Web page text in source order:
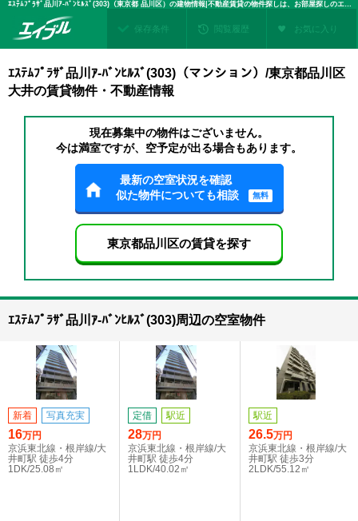
ｴｽﾃﾑﾌﾟﾗｻﾞ品川ｱ-ﾊﾞﾝﾋﾙｽﾞ(303)（東京都 品川区）の建物情報|不動産賃貸の物件探しは、お部屋探しのエイブル
保存条件 閲覧履歴 お気に入り
ｴｽﾃﾑﾌﾟﾗｻﾞ品川ｱ-ﾊﾞﾝﾋﾙｽﾞ(303)（マンション）/東京都品川区
大井の賃貸物件・不動産情報
現在募集中の物件はございません。
今は満室ですが、空予定が出る場合もあります。
最新の空室状況を確認
似た物件についても相談
無料
東京都品川区の賃貸を探す
ｴｽﾃﾑﾌﾟﾗｻﾞ品川ｱ-ﾊﾞﾝﾋﾙｽﾞ(303)周辺の空室物件
新着 写真充実
16万円
京浜東北線・根岸線/大
井町駅 徒歩4分
1DK/25.08㎡
定借 駅近
28万円
京浜東北線・根岸線/大
井町駅 徒歩4分
1LDK/40.02㎡
駅近
26.5万円
京浜東北線・根岸線/大
井町駅 徒歩3分
2LDK/55.12㎡